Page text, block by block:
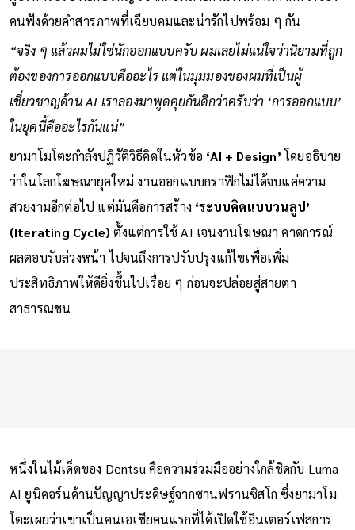
ผู้บริหารบริษัทยักษ์ใหญ่ เขากลับทลายกำแพงความคาดหวังของ
คนฟังด้วยคำสารภาพที่เฉียบคมและน่ารักไปพร้อม ๆ กัน
“จริง ๆ แล้วผมไม่ใช่นักออกแบบครับ ผมเลยไม่แน่ใจว่านิยามที่ถูก
ต้องของการออกแบบคืออะไร แต่ในมุมมองของผมที่เป็นผู้
เชี่ยวชาญด้าน AI เราลองมาพูดคุยกันดีกว่าครับว่า ‘การออกแบบ’
ในยุคนี้คืออะไรกันแน่”
ยามาโมโตะกำลังปฏิวัติวิธีคิดในหัวข้อ‘AI + Design’โดยอธิบาย
ว่าในโลกโฆษณายุคใหม่ งานออกแบบกราฟิกไม่ได้จบแค่ความ
สวยงามอีกต่อไป แต่มันคือการสร้าง ‘ระบบคิดแบบวนลูป’
(Iterating Cycle)ตั้งแต่การใช้ AI เจนงานโฆษณา คาดการณ์
ผลตอบรับล่วงหน้า ไปจนถึงการปรับปรุงแก้ไขเพื่อเพิ่ม
ประสิทธิภาพให้ดียิ่งขึ้นไปเรื่อย ๆ ก่อนจะปล่อยสู่สายตา
หนึ่งในไม้เด็ดของ Dentsu คือความร่วมมืออย่างใกล้ชิดกับ Luma
AI ยูนิคอร์นด้านปัญญาประดิษฐ์จากซานฟรานซิสโก ซึ่งยามาโม